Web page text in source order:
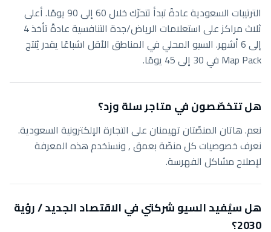
الترتيبات السعودية عادةً تبدأ تتحرّك خلال 60 إلى 90 يومًا. أعلى
ثلاث مراكز على استعلامات الرياض/جدة التنافسية عادةً تأخذ 4
إلى 6 أشهر. السيو المحلي في المناطق الأقل اشباعًا يقدر يُنتج
Map Pack في 30 إلى 45 يومًا.
هل تتخصّصون في متاجر سلة وزد؟
نعم. هاتان المنصّتان تهيمنان على التجارة الإلكترونية السعودية.
نعرف خصوصيات كل منصّة بعمق , ونستخدم هذه المعرفة
لإصلاح مشاكل الفهرسة.
هل سيُفيد السيو شركتي في الاقتصاد الجديد / رؤية
2030؟